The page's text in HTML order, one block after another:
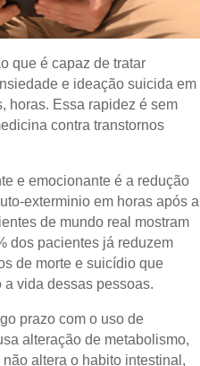
que é capaz de tratar
e ideação suicida em
horas. Essa rapidez é sem
contra transtornos
e emocionante é a redução
exterminio em horas após a
de mundo real mostram
dos pacientes já reduzem
de morte e suicídio que
vida dessas pessoas.
prazo com o uso de
alteração de metabolismo,
altera o habito intestinal,